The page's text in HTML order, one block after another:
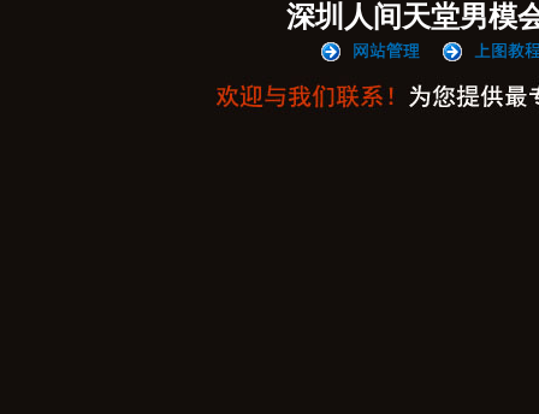
深圳人间天堂男模